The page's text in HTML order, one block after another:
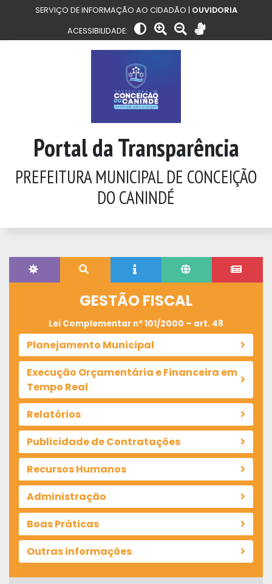
SERVIÇO DE INFORMAÇÃO AO CIDADÃO | OUVIDORIA
ACESSIBILIDADE:
Portal da Transparência
PREFEITURA MUNICIPAL DE CONCEIÇÃO
DO CANINDÉ
GESTÃO FISCAL
Lei Complementar nº 101/2000 – art. 48
Planejamento Municipal
Execução Orçamentária e Financeira em
Tempo Real
Relatórios
Publicidade de Contratações
Recursos Humanos
Administração
Boas Práticas
Outras informações